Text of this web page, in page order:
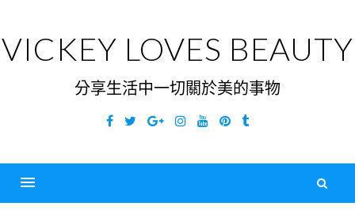
content
VICKEY LOVES BEAUTY
分享生活中一切關於美的事物
Facebook
TwitterGoogleInstagramYouTubePinterest
Tumblr